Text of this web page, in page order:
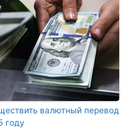
валютный перевод
году